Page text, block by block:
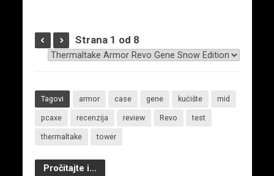
Strana 1 od 8
Tagovi armor case gene kućište mid
pcaxe recenzija review Revo test
thermaltake tower
Pročitajte i...